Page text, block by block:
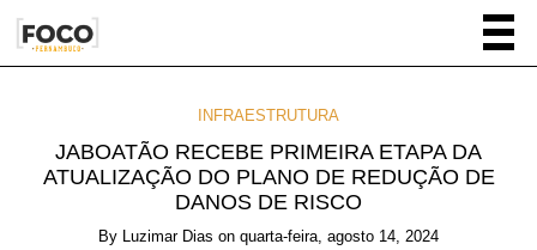
INFRAESTRUTURA
JABOATÃO RECEBE PRIMEIRA ETAPA DA
ATUALIZAÇÃO DO PLANO DE REDUÇÃO DE
DANOS DE RISCO
By Luzimar Dias on quarta-feira, agosto 14, 2024